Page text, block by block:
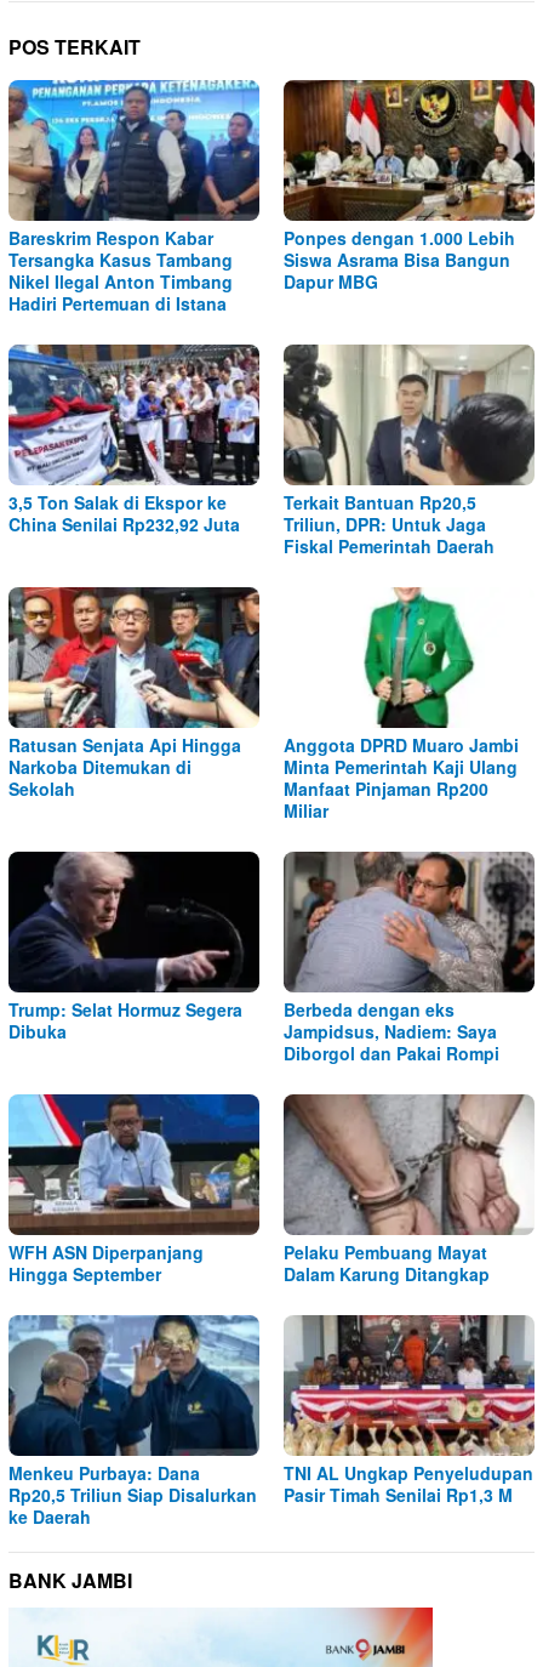
POS TERKAIT
Bareskrim Respon Kabar
Tersangka Kasus Tambang
Nikel Ilegal Anton Timbang
Hadiri Pertemuan di Istana
Ponpes dengan 1.000 Lebih
Siswa Asrama Bisa Bangun
Dapur MBG
3,5 Ton Salak di Ekspor ke
China Senilai Rp232,92 Juta
Terkait Bantuan Rp20,5
Triliun, DPR: Untuk Jaga
Fiskal Pemerintah Daerah
Ratusan Senjata Api Hingga
Narkoba Ditemukan di
Sekolah
Anggota DPRD Muaro Jambi
Minta Pemerintah Kaji Ulang
Manfaat Pinjaman Rp200
Miliar
Trump: Selat Hormuz Segera
Dibuka
Berbeda dengan eks
Jampidsus, Nadiem: Saya
Diborgol dan Pakai Rompi
WFH ASN Diperpanjang
Hingga September
Pelaku Pembuang Mayat
Dalam Karung Ditangkap
Menkeu Purbaya: Dana
Rp20,5 Triliun Siap Disalurkan
ke Daerah
TNI AL Ungkap Penyeludupan
Pasir Timah Senilai Rp1,3 M
BANK JAMBI